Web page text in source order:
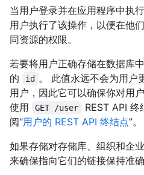
当用户登录并在应用程序中执
用户执行了该操作，以便在他
同资源的权限。
若要将用户正确存储在数据库
的
id
。 此值永远不会为用户
用户，因此它可以确保你对用
使用
GET /user REST API 终
阅“用户的 REST API 终结点”。
如果存储对存储库、组织和企
来确保指向它们的链接保持准确